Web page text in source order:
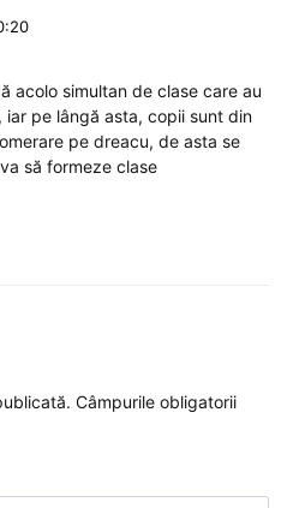
acolo simultan de clase care au
pe lângă asta, copii sunt din
pe dreacu, de asta se
să formeze clase
Câmpurile obligatorii